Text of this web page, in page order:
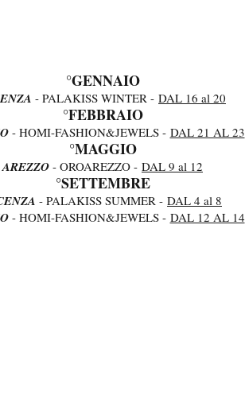
°GENNAIO
- PALAKISS WINTER - DAL 16 al 20
°FEBBRAIO
- HOMI-FASHION&JEWELS - DAL 21 AL 23
°MAGGIO
AREZZO - OROAREZZO - DAL 9 al 12
°SETTEMBRE
- PALAKISS SUMMER - DAL 4 al 8
- HOMI-FASHION&JEWELS - DAL 12 AL 14